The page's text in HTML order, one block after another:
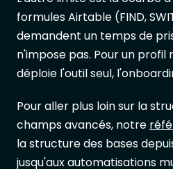
formules Airtable (FIND,
demandent un temps de
n'impose pas. Pour un profil
déploie l'outil seul,
Pour aller plus loin sur la
champs avancés, notre
la structure des bases
jusqu'aux automatisations